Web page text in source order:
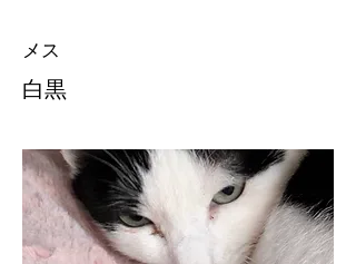
メス
白黒